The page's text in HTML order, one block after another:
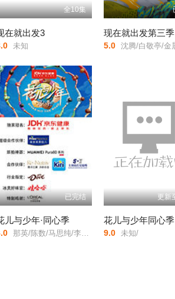
全10集
在就出发3
未知
现在就出发第三季
5.0 沈腾/白敬亭/金晨/贾冰/王安宇/胡先煦/范
已完结
儿与少年·同心季
那英/陈数/马思纯/李沁/张雅琪/龚俊/张晚意/
更新
花儿与少年同心季
9.0 未知/